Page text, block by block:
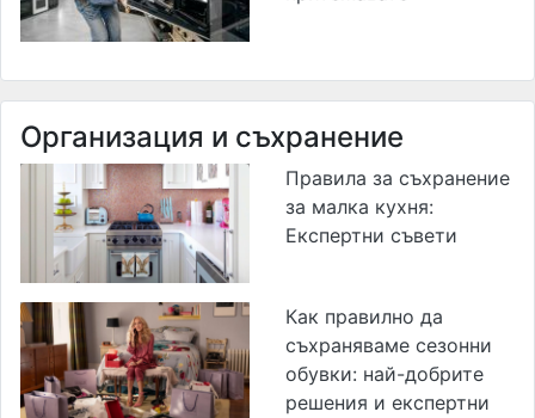
Организация и съхранение
Правила за съхранение
за малка кухня:
Експертни съвети
Как правилно да
съхраняваме сезонни
обувки: най-добрите
решения и експертни